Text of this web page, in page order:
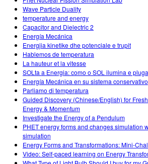
Wave Particle Duality
temperature and energy
Capacitor and Dielectric 2
Energía Mecánica
Energjia kinetike dhe potenciale e trupit
Hablemos de temperatura
La hauteur et la vitesse
SOLta a Energia: como o SOL ilumina e
Energía Mecánica en su sistema conservativo
Parliamo di temperatura
Guided Discovery (Chinese/English) for
Energy & Momentum
Investigate the Energy of a Pendulum
PHET energy forms and changes simulation
simulation
Energy Forms and Transformations: Mini-
Video: Self-paced learning on Energy